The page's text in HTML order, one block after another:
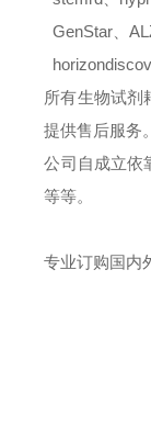
GenStar 、
所有生物试剂
提供售后服务
公司自成立依
等等。
专业订购国内